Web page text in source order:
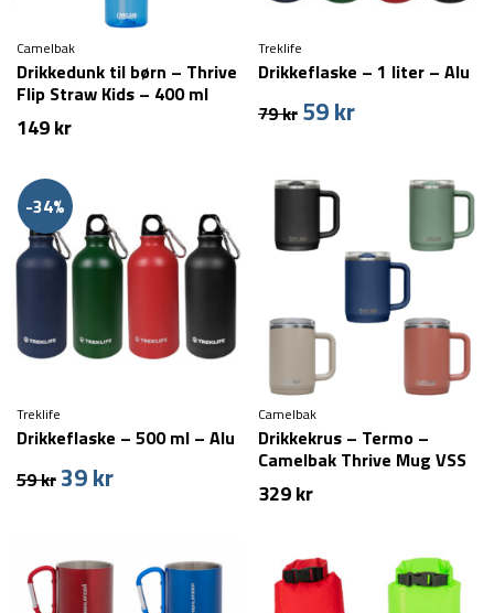
Camelbak
Drikkedunk til børn – Thrive
Flip Straw Kids – 400 ml
149kr
Treklife
Drikkeflaske – 1 liter – Alu
79kr Den
var:
79 kr.
59krDen
-34%
Treklife
Drikkeflaske – 500 ml – Alu
59kr Den
59 kr.
39krDen
39 kr.
Camelbak
Drikkekrus – Termo –
Camelbak Thrive Mug VSS
– 500 ml
329kr